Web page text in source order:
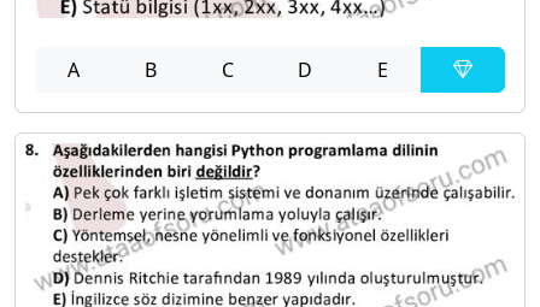
A B C D E